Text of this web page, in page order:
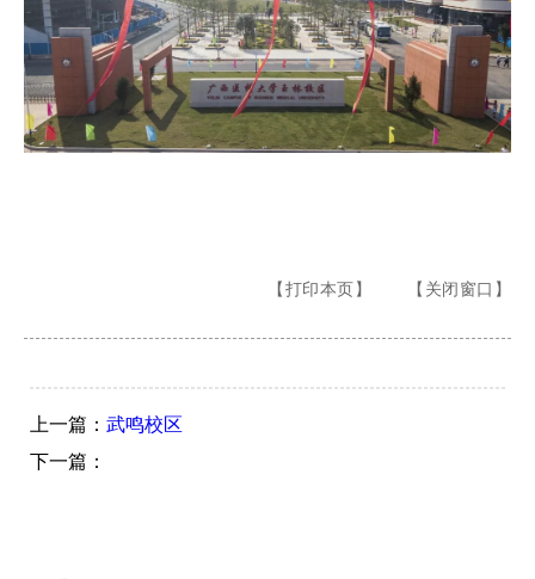
【关闭窗口】
【打印本页】
上一篇： 武鸣校区
下一篇：